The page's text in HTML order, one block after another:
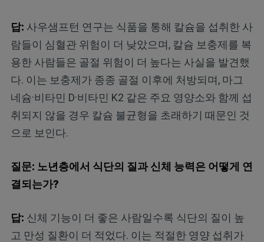
답: 사우샘프턴 연구는 식품을 통해 칼슘을 섭취한 사
람들이 심혈관 위험이 더 낮았으며, 칼슘 보충제를 복
용한 사람들은 골절 위험이 더 높다는 사실을 발견했
다. 이는 보충제가 종종 골절 이후에 처방되며, 마그
네슘·비타민 D·비타민 K2 같은 주요 영양소와 함께 섭
취되지 않을 경우 칼슘 불균형을 초래하기 때문인 것
으로 보인다.
질문: 노년층에서 식단의 질과 신체 능력은 어떻게 연
결되는가?
답: 신체 기능이 더 좋은 사람일수록 식단의 질이 높
고 만성 질환이 더 적었다. 이는 적절한 영양 섭취가